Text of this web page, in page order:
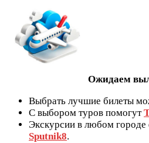
Ожидаем
Выбрать лучшие билеты
С выбором туров помогут
Экскурсии в любом городе
Sputnik8.